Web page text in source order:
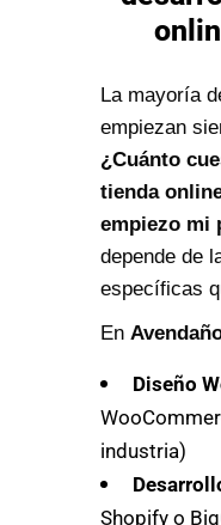
La mayoría
empiezan
¿Cuánto
tienda
empiezo mi
depende de
específicas
En
Diseño
industria)
Shopify o